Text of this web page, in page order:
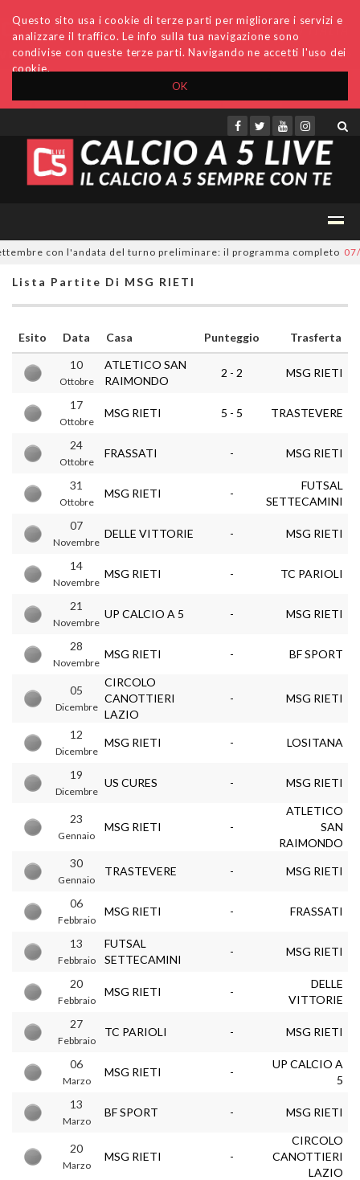
OK
Questo sito usa i cookie di terze parti per migliorare i servizi e
analizzare il traffico. Le info sulla tua navigazione sono
condivise con queste terze parti. Navigando ne accetti l'uso dei
cookie.
Accedi Archivio Invio comunicati Redazione
con l'andata del turno preliminare: il programma completo 07/
Lista Partite Di MSG RIETI
Esito Data Casa Punteggio
Trasferta
10
Ottobre
ATLETICO SAN
RAIMONDO
2 - 2 MSG RIETI
17
Ottobre
MSG RIETI 5 - 5 TRASTEVERE
24
Ottobre
FRASSATI - MSG RIETI
31
Ottobre
MSG RIETI -
FUTSAL
SETTECAMINI
07
Novembre
DELLE VITTORIE - MSG RIETI
14
Novembre
MSG RIETI - TC PARIOLI
21
Novembre
UP CALCIO A 5 - MSG RIETI
28
Novembre
MSG RIETI - BF SPORT
05
Dicembre
CIRCOLO
CANOTTIERI
LAZIO
- MSG RIETI
12
Dicembre
MSG RIETI - LOSITANA
19
Dicembre
US CURES - MSG RIETI
23
Gennaio
MSG RIETI -
ATLETICO
SAN
RAIMONDO
30
Gennaio
TRASTEVERE - MSG RIETI
06
Febbraio
MSG RIETI - FRASSATI
13
Febbraio
FUTSAL
SETTECAMINI
- MSG RIETI
20
Febbraio
MSG RIETI -
DELLE
VITTORIE
27
Febbraio
TC PARIOLI - MSG RIETI
06
Marzo
MSG RIETI -
UP CALCIO A
5
13
Marzo
BF SPORT - MSG RIETI
20
Marzo
MSG RIETI -
CIRCOLO
CANOTTIERI
LAZIO